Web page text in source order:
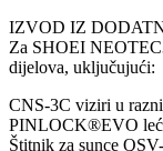
IZVOD IZ
Za SHOEI
dijelova, uključujući:
CNS-3C viziri u
PINLOCK®EVO
Štitnik za sunce